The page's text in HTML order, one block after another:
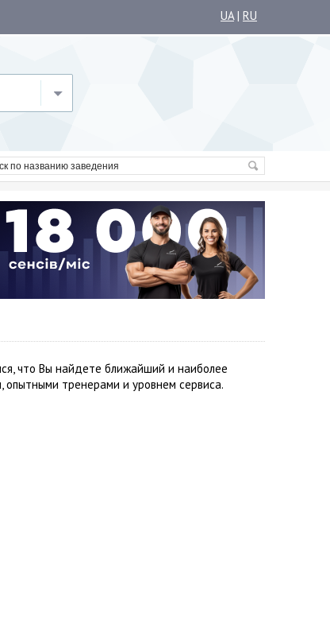
UA| RU
что Вы найдете ближайший и наиболее
тренерами и уровнем сервиса.